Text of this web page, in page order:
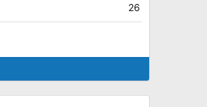
26